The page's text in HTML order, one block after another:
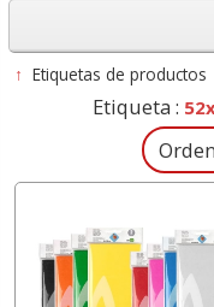
↑Etiquetas de productos
Etiqueta :